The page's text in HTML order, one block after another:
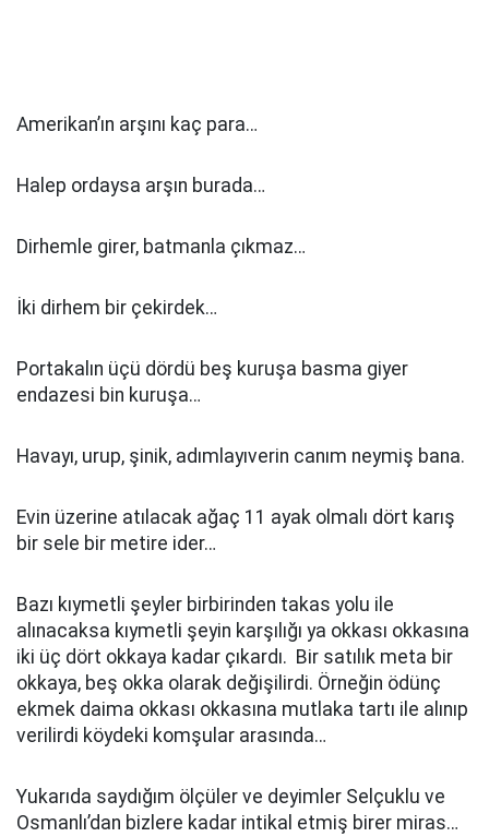
Amerikan’ın arşını kaç para…
Halep ordaysa arşın burada…
Dirhemle girer, batmanla çıkmaz…
İki dirhem bir çekirdek…
Portakalın üçü dördü beş kuruşa basma giyer
endazesi bin kuruşa…
Havayı, urup, şinik, adımlayıverin canım neymiş bana.
Evin üzerine atılacak ağaç 11 ayak olmalı dört karış
bir sele bir metire ider…
Bazı kıymetli şeyler birbirinden takas yolu ile
alınacaksa kıymetli şeyin karşılığı ya okkası okkasına
iki üç dört okkaya kadar çıkardı. Bir satılık meta bir
okkaya, beş okka olarak değişilirdi. Örneğin ödünç
ekmek daima okkası okkasına mutlaka tartı ile alınıp
verilirdi köydeki komşular arasında…
Yukarıda saydığım ölçüler ve deyimler Selçuklu ve
Osmanlı’dan bizlere kadar intikal etmiş birer miras…